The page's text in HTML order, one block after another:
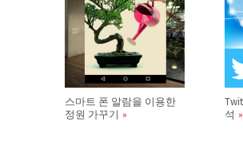
스마트 폰 알람을 이용한
정원 가꾸기
석